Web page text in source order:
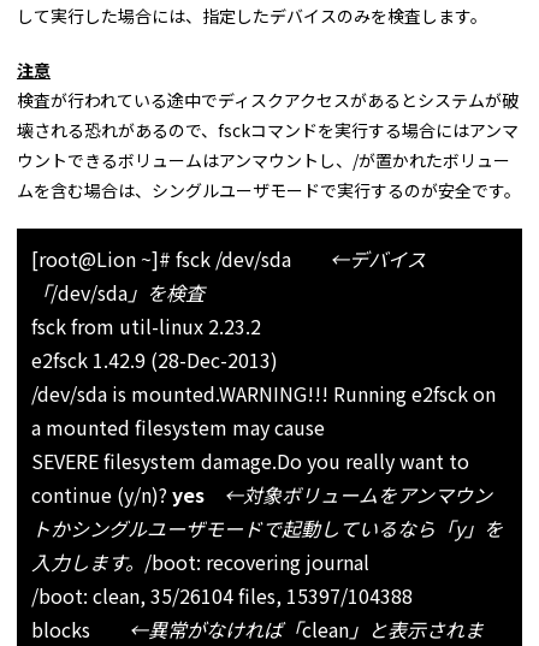
して実行した場合には、指定したデバイスのみを検査します。
注意
検査が行われている途中でディスクアクセスがあるとシステムが破
壊される恐れがあるので、fsckコマンドを実行する場合にはアンマ
ウントできるボリュームはアンマウントし、/が置かれたボリュー
ムを含む場合は、シングルユーザモードで実行するのが安全です。
[root@Lion ~]# fsck /dev/sda ←デバイス
「/dev/sda」を検査
fsck from util-linux 2.23.2
e2fsck 1.42.9 (28-Dec-2013)
/dev/sda is mounted.WARNING!!! Running e2fsck on
a mounted filesystem may cause
SEVERE filesystem damage.Do you really want to
continue (y/n)?yes
←対象ボリュームをアンマウン
トかシングルユーザモードで起動しているなら「y」を
入力します。 /boot: recovering journal
/boot: clean, 35/26104 files, 15397/104388
blocks ←異常がなければ「clean」と表示されま